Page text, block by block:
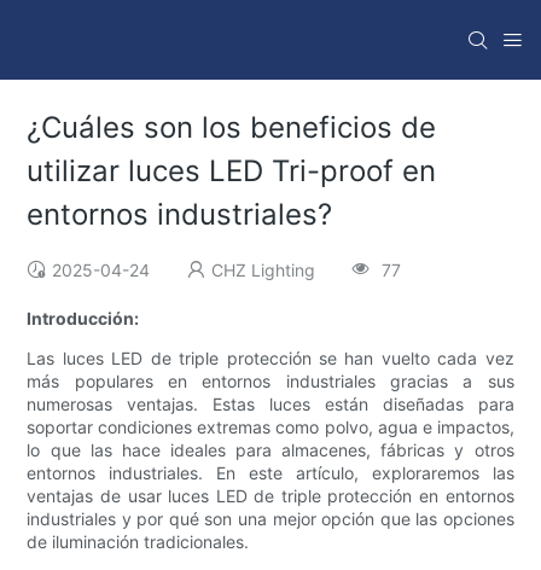
¿Cuáles son los beneficios de
utilizar luces LED Tri-proof en
entornos industriales?
2025-04-24 CHZ Lighting 77
Introducción:
Las luces LED de triple protección se han vuelto cada vez
más populares en entornos industriales gracias a sus
numerosas ventajas. Estas luces están diseñadas para
soportar condiciones extremas como polvo, agua e impactos,
lo que las hace ideales para almacenes, fábricas y otros
entornos industriales. En este artículo, exploraremos las
ventajas de usar luces LED de triple protección en entornos
industriales y por qué son una mejor opción que las opciones
de iluminación tradicionales.